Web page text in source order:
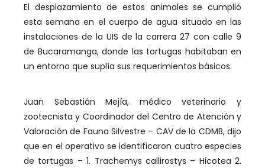
El desplazamiento de estos animales se cumplió
esta semana en el cuerpo de agua situado en las
instalaciones de la UIS de la carrera 27 con calle 9
de Bucaramanga, donde las tortugas habitaban en
un entorno que suplía sus requerimientos básicos.
Juan Sebastián Mejía, médico veterinario y
zootecnista y Coordinador del Centro de Atención y
Valoración de Fauna Silvestre – CAV de la CDMB, dijo
que en el operativo se identificaron cuatro especies
de tortugas – 1. Trachemys callirostys – Hicotea 2.